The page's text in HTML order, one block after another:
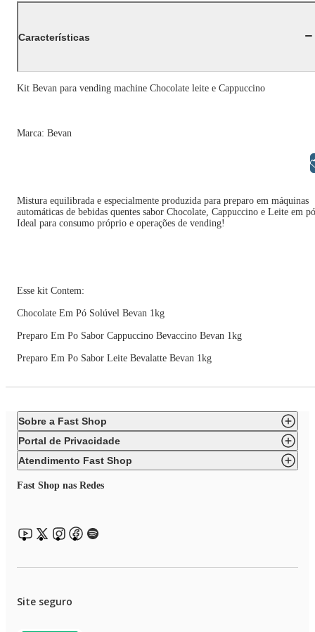
Características
Kit Bevan para vending machine Chocolate leite e Cappuccino
Marca: Bevan
Mistura equilibrada e especialmente produzida para preparo em máquinas
automáticas de bebidas quentes sabor Chocolate, Cappuccino e Leite em
Ideal para consumo próprio e operações de vending!
Esse kit Contem:
Chocolate Em Pó Solúvel Bevan 1kg
Preparo Em Po Sabor Cappuccino Bevaccino Bevan 1kg
Preparo Em Po Sabor Leite Bevalatte Bevan 1kg
Sobre a Fast Shop
Portal de Privacidade
Atendimento Fast Shop
Fast Shop nas Redes
Site seguro